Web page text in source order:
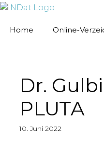
springen
Home
Online-
Dr.
PLUTA
10. Juni 2022